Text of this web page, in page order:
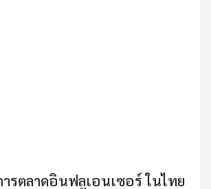
รตลาดอินฟลูเอนเซอร์ ในไทย